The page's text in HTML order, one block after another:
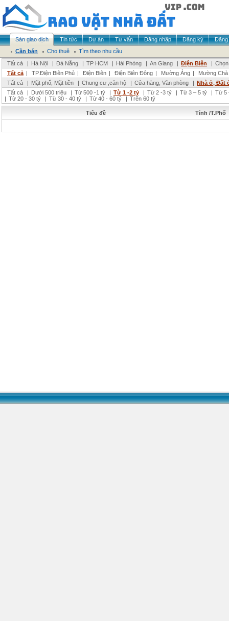
Sàn giao dịch Tin tức Dự án Tư vấn Đăng nhập Đăng ký
Đăng
Cần bán
Cho thuê
Tìm theo nhu cầu
Tất cả
| Hà Nội | Đà Nẵng | TP HCM | Hải Phòng | An Giang | Điện Biên |
Tất cả | TP.Điện Biên Phủ | Điện Biên | Điện Biên Đông | Mường Ảng |
Mường Chà
Tất cả
| Mặt phố, Mặt tiền | Chung cư ,căn hộ | Cửa hàng, Văn phòng | Nhà ở, Đất
Tất cả
| Dưới 500 triệu | Từ 500 -1 tỷ | Từ 1 -2 tỷ | Từ 2 -3 tỷ | Từ 3 – 5 tỷ | Từ 5
| Từ 20 - 30 tỷ | Từ 30 - 40 tỷ | Từ 40 - 60 tỷ | Trên 60 tỷ
Tiêu đề Tỉnh /T.Phố